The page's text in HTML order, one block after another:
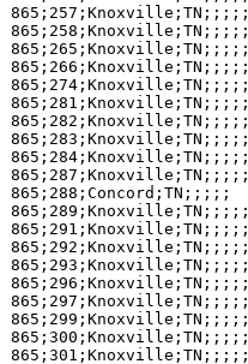
865;257;Knoxville;TN;;;;;
865;258;Knoxville;TN;;;;;
865;265;Knoxville;TN;;;;;
865;266;Knoxville;TN;;;;;
865;274;Knoxville;TN;;;;;
865;281;Knoxville;TN;;;;;
865;282;Knoxville;TN;;;;;
865;283;Knoxville;TN;;;;;
865;284;Knoxville;TN;;;;;
865;287;Knoxville;TN;;;;;
865;288;Concord;TN;;;;;
865;289;Knoxville;TN;;;;;
865;291;Knoxville;TN;;;;;
865;292;Knoxville;TN;;;;;
865;293;Knoxville;TN;;;;;
865;296;Knoxville;TN;;;;;
865;297;Knoxville;TN;;;;;
865;299;Knoxville;TN;;;;;
865;300;Knoxville;TN;;;;;
865;301;Knoxville;TN;;;;;